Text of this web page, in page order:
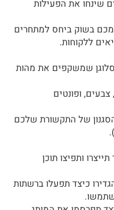
שינחו את הפעילות
בשוק ביחס למתחרים
ללקוחות.
שמשקפים את מהות
צבעים, ופונטים
של התקשורת שלכם
ותפיצו תוכן
כיצד תפעלו ברשתות